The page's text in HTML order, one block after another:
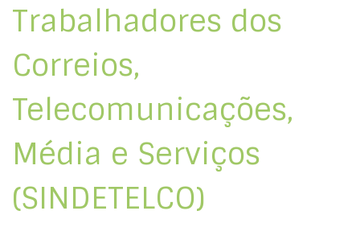
Trabalhadores dos
Correios,
Telecomunicações,
Média e Serviços
(SINDETELCO)